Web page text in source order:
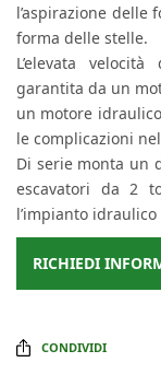
l’aspirazione
forma delle stelle.
L’elevata
garantita da un
un motore
le complicazioni
Di serie monta un
escavatori da 2
l’impianto idraulico
RICHIEDI
CONDIVIDI